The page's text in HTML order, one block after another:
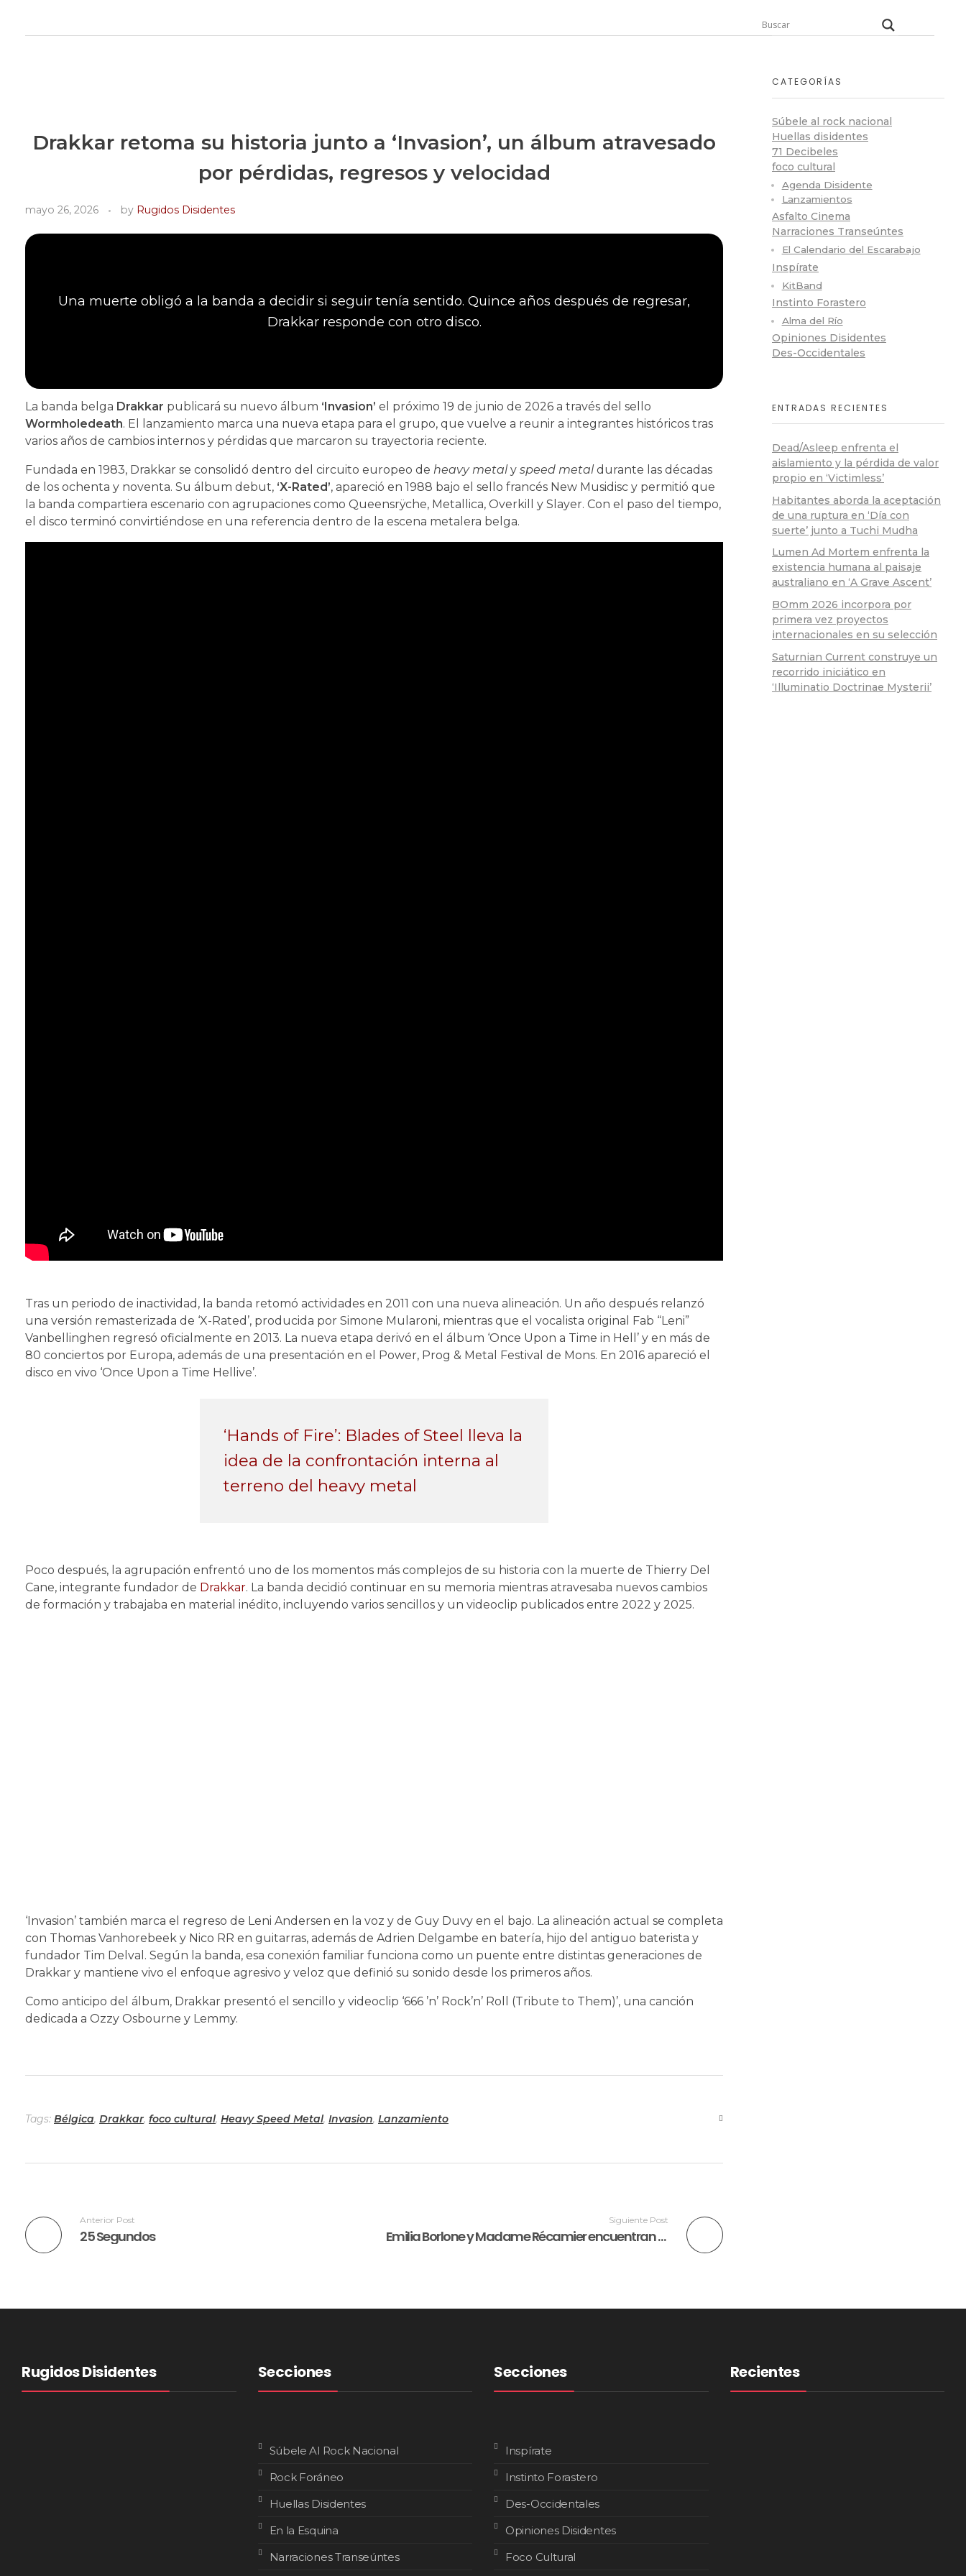
Rugidos Disidentes
Bogotá - Colombia | ISSN 2619-5569
Drakkar retoma su historia junto a ‘Invasion’, un álbum atravesado
por pérdidas, regresos y velocidad
mayo 26, 2026 by Rugidos Disidentes
Una muerte obligó a la banda a decidir si seguir tenía sentido. Quince años después de regresar,
Drakkar responde con otro disco.
La banda belga Drakkar publicará su nuevo álbum ‘Invasion’ el próximo 19 de junio de 2026 a través del sello
Wormholedeath. El lanzamiento marca una nueva etapa para el grupo, que vuelve a reunir a integrantes históricos tras
varios años de cambios internos y pérdidas que marcaron su trayectoria reciente.
Fundada en 1983, Drakkar se consolidó dentro del circuito europeo de heavy metal y speed metal durante las décadas
de los ochenta y noventa. Su álbum debut, ‘X-Rated’, apareció en 1988 bajo el sello francés New Musidisc y permitió que
la banda compartiera escenario con agrupaciones como Queensrÿche, Metallica, Overkill y Slayer. Con el paso del tiempo,
el disco terminó convirtiéndose en una referencia dentro de la escena metalera belga.
Tras un periodo de inactividad, la banda retomó actividades en 2011 con una nueva alineación. Un año después relanzó
una versión remasterizada de ‘X-Rated’, producida por Simone Mularoni, mientras que el vocalista original Fab “Leni”
Vanbellinghen regresó oficialmente en 2013. La nueva etapa derivó en el álbum ‘Once Upon a Time in Hell’ y en más de
80 conciertos por Europa, además de una presentación en el Power, Prog & Metal Festival de Mons. En 2016 apareció el
disco en vivo ‘Once Upon a Time Hellive’.
‘Hands of Fire’: Blades of Steel lleva la
idea de la confrontación interna al
terreno del heavy metal
Poco después, la agrupación enfrentó uno de los momentos más complejos de su historia con la muerte de Thierry Del
Cane, integrante fundador de Drakkar. La banda decidió continuar en su memoria mientras atravesaba nuevos cambios
de formación y trabajaba en material inédito, incluyendo varios sencillos y un videoclip publicados entre 2022 y 2025.
‘Invasion’ también marca el regreso de Leni Andersen en la voz y de Guy Duvy en el bajo. La alineación actual se completa
con Thomas Vanhorebeek y Nico RR en guitarras, además de Adrien Delgambe en batería, hijo del antiguo baterista y
fundador Tim Delval. Según la banda, esa conexión familiar funciona como un puente entre distintas generaciones de
Drakkar y mantiene vivo el enfoque agresivo y veloz que definió su sonido desde los primeros años.
Como anticipo del álbum, Drakkar presentó el sencillo y videoclip ‘666 ’n’ Rock’n’ Roll (Tribute to Them)’, una canción
dedicada a Ozzy Osbourne y Lemmy.
Tags: Bélgica, Drakkar, foco cultural, Heavy Speed Metal, Invasion, Lanzamiento
Anterior Post
25 Segundos
Siguiente Post
Emilia Borlone y Madame Récamier encuentran en ‘Ola de Amor’ una bachata atravesada por la pérdida y la celebración
CATEGORÍAS
Súbele al rock nacional
Huellas disidentes
71 Decibeles
foco cultural
Agenda Disidente
Lanzamientos
Asfalto Cinema
Narraciones Transeúntes
El Calendario del Escarabajo
Inspírate
KitBand
Instinto Forastero
Alma del Río
Opiniones Disidentes
Des-Occidentales
ENTRADAS RECIENTES
Dead/Asleep enfrenta el
aislamiento y la pérdida de valor
propio en ‘Victimless’
Habitantes aborda la aceptación
de una ruptura en ‘Día con
suerte’ junto a Tuchi Mudha
Lumen Ad Mortem enfrenta la
existencia humana al paisaje
australiano en ‘A Grave Ascent’
BOmm 2026 incorpora por
primera vez proyectos
internacionales en su selección
Saturnian Current construye un
recorrido iniciático en
‘Illuminatio Doctrinae Mysterii’
Rugidos Disidentes Secciones
Súbele Al Rock Nacional
Rock Foráneo
Huellas Disidentes
En la Esquina
Narraciones Transeúntes
Secciones
Inspírate
Instinto Forastero
Des-Occidentales
Opiniones Disidentes
Foco Cultural
Recientes